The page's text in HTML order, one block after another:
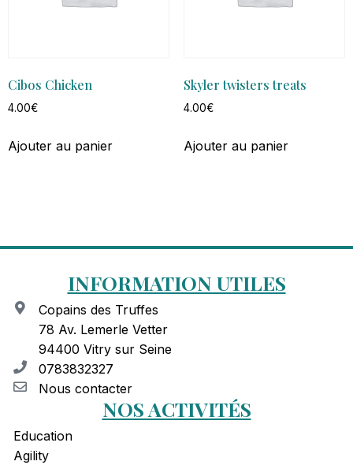
Cibos Chicken
4.00€
Ajouter au panier
Skyler twisters treats
4.00€
Ajouter au panier
INFORMATION UTILES
Copains des Truffes
78 Av. Lemerle Vetter
94400 Vitry sur Seine
0783832327
Nous contacter
NOS ACTIVITÉS
Education
Agility